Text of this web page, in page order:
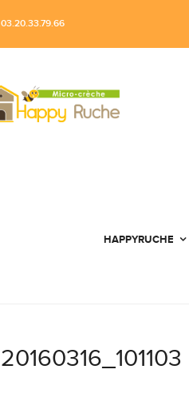
03.20.33.79.66
HAPPYRUCHE
20160316_101103